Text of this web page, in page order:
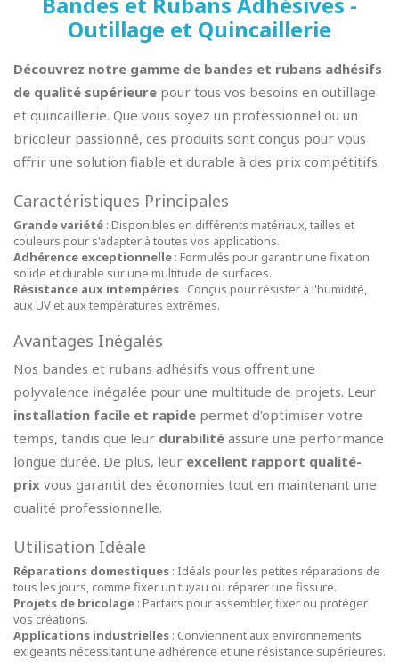
Outillage et Quincaillerie
Découvrez notre gamme de bandes et rubans adhésifs
de qualité supérieure pour tous vos besoins en outillage
et quincaillerie. Que vous soyez un professionnel ou un
bricoleur passionné, ces produits sont conçus pour vous
offrir une solution fiable et durable à des prix compétitifs.
Caractéristiques Principales
Grande variété : Disponibles en différents matériaux, tailles et
couleurs pour s'adapter à toutes vos applications.
Adhérence exceptionnelle : Formulés pour garantir une fixation
solide et durable sur une multitude de surfaces.
Résistance aux intempéries : Conçus pour résister à l'humidité,
aux UV et aux températures extrêmes.
Avantages Inégalés
Nos bandes et rubans adhésifs vous offrent une
polyvalence inégalée pour une multitude de projets. Leur
installation facile et rapide permet d'optimiser votre
temps, tandis que leur durabilité assure une performance
longue durée. De plus, leur excellent rapport qualité-
prix vous garantit des économies tout en maintenant une
qualité professionnelle.
Utilisation Idéale
Réparations domestiques : Idéals pour les petites réparations de
tous les jours, comme fixer un tuyau ou réparer une fissure.
Projets de bricolage : Parfaits pour assembler, fixer ou protéger
vos créations.
Applications industrielles : Conviennent aux environnements
exigeants nécessitant une adhérence et une résistance supérieures.